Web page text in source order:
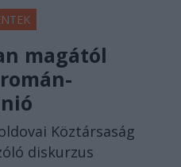
magától
Köztársaság
diskurzus